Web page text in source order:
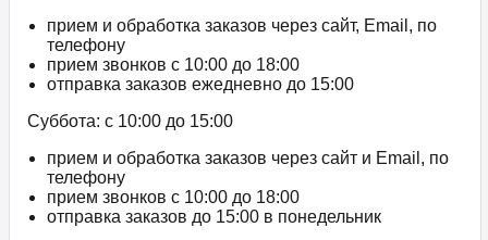
прием и обработка заказов через сайт, Email, по
телефону
прием звонков c 10:00 до 18:00
отправка заказов ежедневно до 15:00
Суббота: с 10:00 до 15:00
прием и обработка заказов через сайт и Email, по
телефону
прием звонков c 10:00 до 18:00
отправка заказов до 15:00 в понедельник